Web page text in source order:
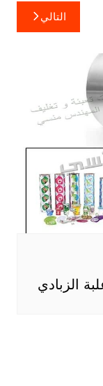
التالي
الزبادي